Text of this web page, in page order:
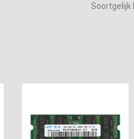
Soortgelijk